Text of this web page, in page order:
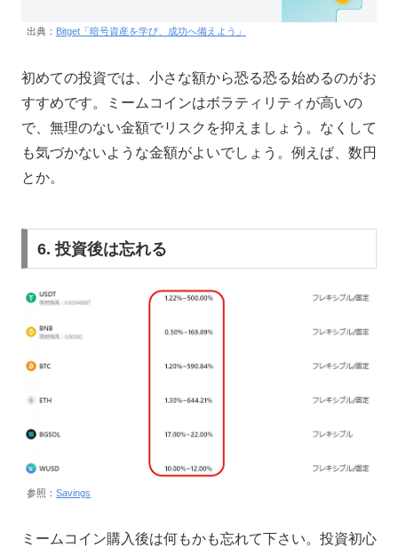
出典： Bitget「暗号資産を学び、成功へ備えよう」
初めての投資では、小さな額から恐る恐る始めるのがお
すすめです。ミームコインはボラティリティが高いの
で、無理のない金額でリスクを抑えましょう。なくして
も気づかないような金額がよいでしょう。例えば、数円
とか。
6. 投資後は忘れる
参照： Savings
ミームコイン購入後は何もかも忘れて下さい。投資初心